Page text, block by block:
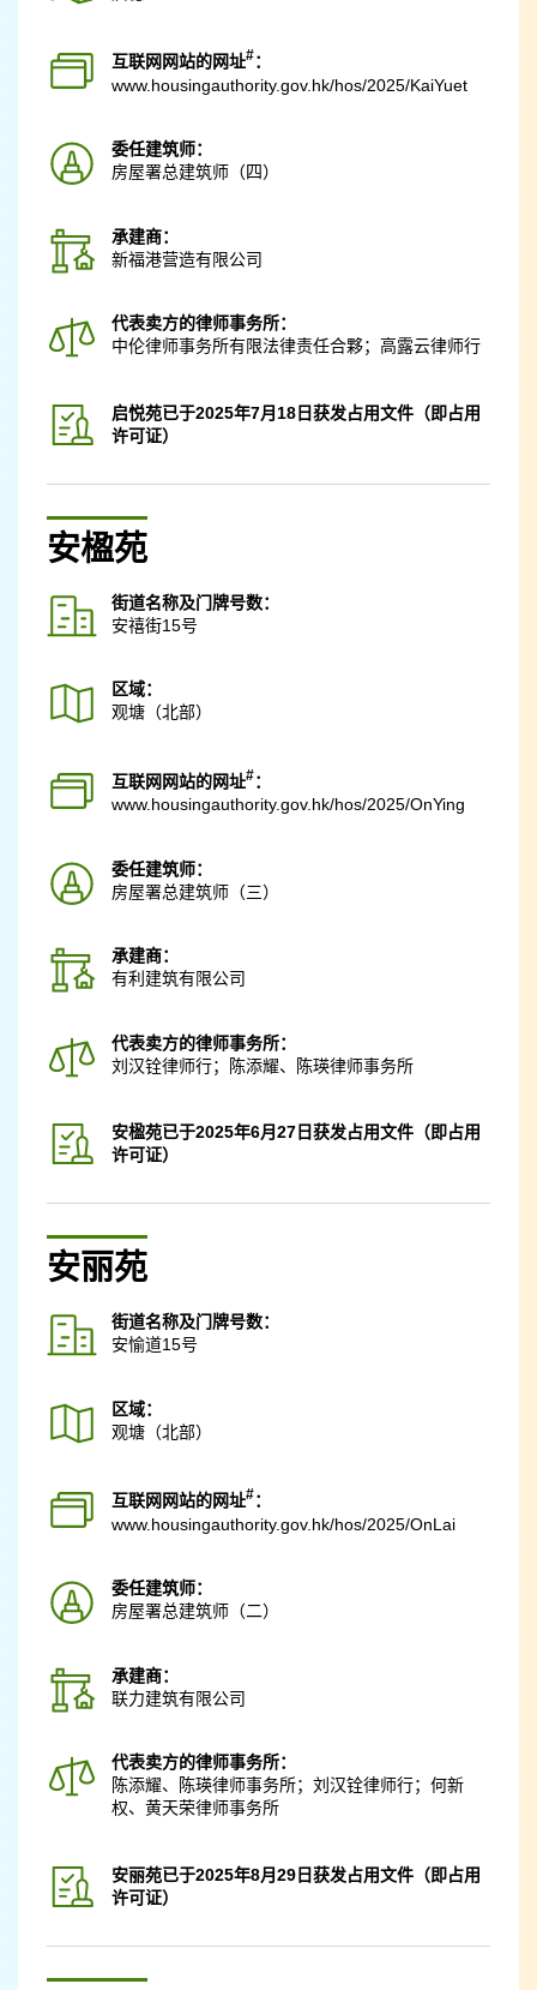
互联网网站的网址#：
www.housingauthority.gov.hk/hos/2025/KaiYuet
委任建筑师：
房屋署总建筑师（四）
承建商：
新福港营造有限公司
代表卖方的律师事务所：
中伦律师事务所有限法律责任合夥；高露云律师行
启悦苑已于2025年7月18日获发占用文件（即占用
许可证）
安楹苑
街道名称及门牌号数：
安禧街15号
区域：
观塘（北部）
互联网网站的网址#：
www.housingauthority.gov.hk/hos/2025/OnYing
委任建筑师：
房屋署总建筑师（三）
承建商：
有利建筑有限公司
代表卖方的律师事务所：
刘汉铨律师行；陈添耀、陈瑛律师事务所
安楹苑已于2025年6月27日获发占用文件（即占用
许可证）
安丽苑
街道名称及门牌号数：
安愉道15号
区域：
观塘（北部）
互联网网站的网址#：
www.housingauthority.gov.hk/hos/2025/OnLai
委任建筑师：
房屋署总建筑师（二）
承建商：
联力建筑有限公司
代表卖方的律师事务所：
陈添耀、陈瑛律师事务所；刘汉铨律师行；何新
权、黄天荣律师事务所
安丽苑已于2025年8月29日获发占用文件（即占用
许可证）